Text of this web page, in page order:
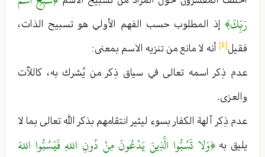
رَبِّكَ﴾ إذ المطلوب حسب الفهم الأولي هو تسبيح الذات ،
فقيل[٤]
أنه لا مانع من تنزيه الاسم بمعنى :
عدم ذِكر اسمه تعالى في سياق ذِكر من يُشرك به ، كاللاّت
والعزى .
عدم ذِكر آلهة الكفار بسوء ليثير انتقامهم بذكر الله تعالى بما لا
يليق به﴿وَلا تَسُبُّوا الَّذِينَ يَدْعُونَ مِنْ دُونِ اللهِ فَيَسُبُّوا اللهَ